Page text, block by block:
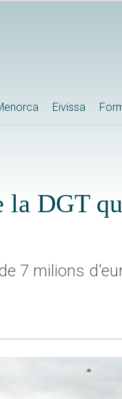
Eivissa
la DGT
7 milions